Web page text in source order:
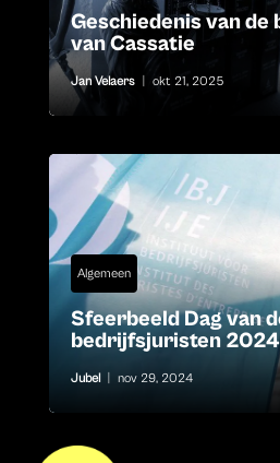
Geschiedenis van de
van Cassatie
Jan Velaers okt 21, 2025
Algemeen
Sfeerbeeld Dag van
bedrijfsjuristen 2024
Jubel nov 29, 2024